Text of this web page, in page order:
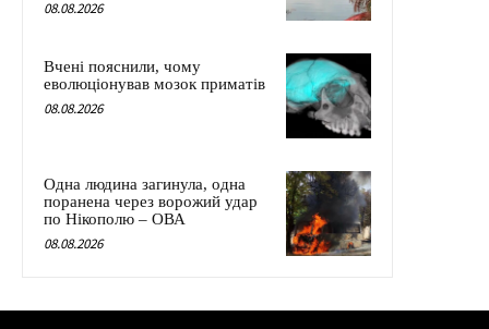
08.08.2026
Вчені пояснили, чому
еволюціонував мозок приматів
08.08.2026
Одна людина загинула, одна
поранена через ворожий удар
по Нікополю – ОВА
08.08.2026